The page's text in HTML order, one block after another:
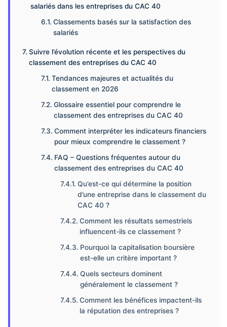
salariés dans les entreprises du CAC 40
Classements basés sur la satisfaction des
salariés
Suivre l’évolution récente et les perspectives du
classement des entreprises du CAC 40
Tendances majeures et actualités du
classement en 2026
Glossaire essentiel pour comprendre le
classement des entreprises du CAC 40
Comment interpréter les indicateurs financiers
pour mieux comprendre le classement ?
FAQ – Questions fréquentes autour du
classement des entreprises du CAC 40
Qu’est-ce qui détermine la position
d’une entreprise dans le classement du
CAC 40 ?
Comment les résultats semestriels
influencent-ils ce classement ?
Pourquoi la capitalisation boursière
est-elle un critère important ?
Quels secteurs dominent
généralement le classement ?
Comment les bénéfices impactent-ils
la réputation des entreprises ?